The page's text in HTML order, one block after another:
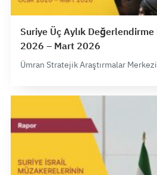
Suriye Üç Aylık
2026 – Mart 2026
Ümran Stratejik Araştırmalar